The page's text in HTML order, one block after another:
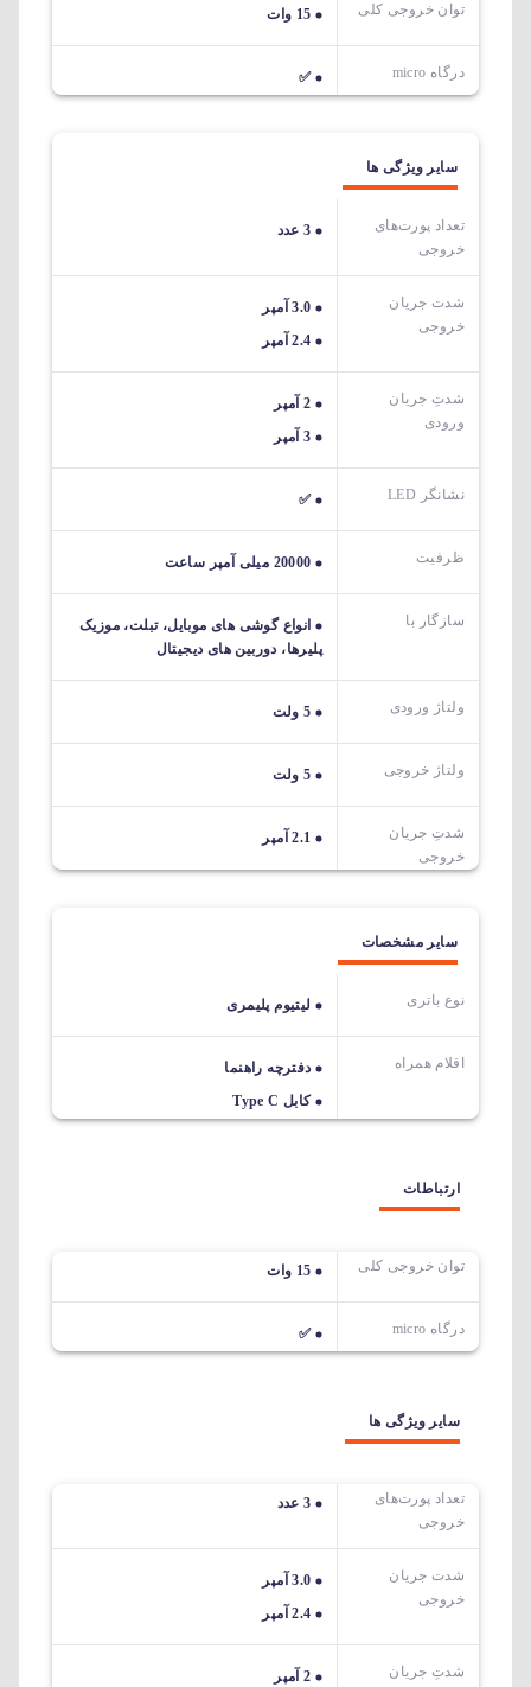
توان خروجی کلی 15 وات
درگاه micro ✅
سایر ویژگی ها
تعداد پورت‌های
خروجی
3 عدد
شدت جریان
خروجی
3.0 آمپر
2.4 آمپر
شدتِ جریان
ورودی
2 آمپر
3 آمپر
نشانگر LED ✅
ظرفیت 20000 میلی آمپر ساعت
سازگار با
انواع گوشی های موبایل، تبلت، موزیک
پلیرها، دوربین های دیجیتال
ولتاژ ورودی 5 ولت
ولتاژ خروجی 5 ولت
شدتِ جریان
خروجی
2.1 آمپر
سایر مشخصات
نوع باتری لیتیوم پلیمری
اقلام همراه
دفترچه راهنما
کابل Type C
ارتباطات
توان خروجی کلی 15 وات
درگاه micro ✅
سایر ویژگی ها
تعداد پورت‌های
خروجی
3 عدد
شدت جریان
خروجی
3.0 آمپر
2.4 آمپر
شدتِ جریان 2 آمپر